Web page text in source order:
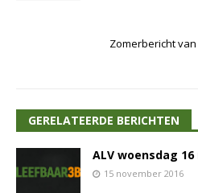
Zomerbericht
GERELATEERDE BERICHTEN
ALV woensdag
15 november 2016